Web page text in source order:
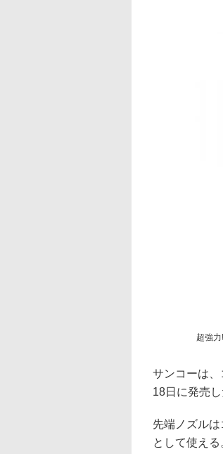
超強
サンコーは
18日に発売し
先端ノズル
として使え